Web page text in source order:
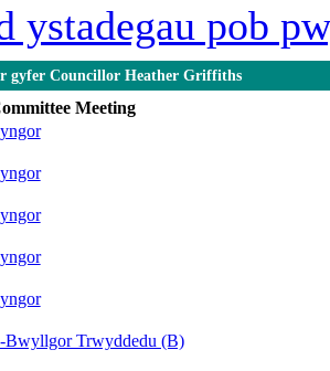
ystadegau pob
gyfer Councillor Heather Griffiths
Meeting
Bwyllgor Trwyddedu (B)